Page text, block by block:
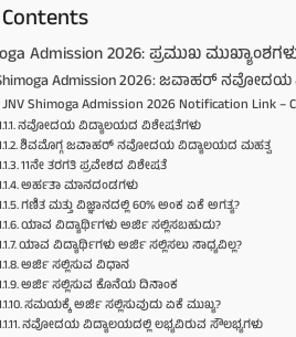
Admission 2026: ಪ್ರಮುಖ
Admission 2026: ಜವಾಹರ್
JNV Shimoga Admission 2026 Notification Link –
ನವೋದಯ ವಿದ್ಯಾಲಯದ ವಿಶೇಷತೆಗಳು
ಶಿವಮೊಗ್ಗ ಜವಾಹರ್ ನವೋದಯ ವಿದ್ಯಾಲಯದ ಮಹತ್ವ
11ನೇ ತರಗತಿ ಪ್ರವೇಶದ ವಿಶೇಷತೆ
ಅರ್ಹತಾ ಮಾನದಂಡಗಳು
ಗಣಿತ ಮತ್ತು ವಿಜ್ಞಾನದಲ್ಲಿ 60% ಅಂಕ ಏಕೆ ಅಗತ್ಯ?
ಯಾವ ವಿದ್ಯಾರ್ಥಿಗಳು ಅರ್ಜಿ ಸಲ್ಲಿಸಬಹುದು?
ಯಾವ ವಿದ್ಯಾರ್ಥಿಗಳು ಅರ್ಜಿ ಸಲ್ಲಿಸಲು ಸಾಧ್ಯವಿಲ್ಲ?
ಅರ್ಜಿ ಸಲ್ಲಿಸುವ ವಿಧಾನ
ಅರ್ಜಿ ಸಲ್ಲಿಸುವ ಕೊನೆಯ ದಿನಾಂಕ
ಸಮಯಕ್ಕೆ ಅರ್ಜಿ ಸಲ್ಲಿಸುವುದು ಏಕೆ ಮುಖ್ಯ?
ನವೋದಯ ವಿದ್ಯಾಲಯದಲ್ಲಿ ಲಭ್ಯವಿರುವ ಸೌಲಭ್ಯಗಳು